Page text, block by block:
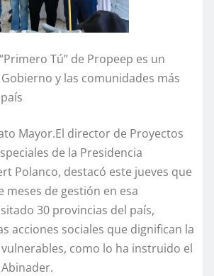
Tú” de Propeep es un
y las comunidades más
Mayor.El director de Proyectos
de la Presidencia
Polanco, destacó este jueves que
meses de gestión en esa
30 provincias del país,
acciones sociales que dignifican la
como lo ha instruido el